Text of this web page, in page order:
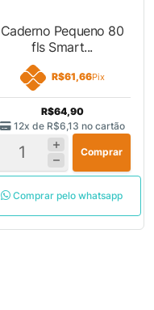
Caderno Pequeno 80
fls Smart...
R$61,66Pix
R$64,90
12x de R$6,13 no cartão
Comprar
Comprar pelo whatsapp